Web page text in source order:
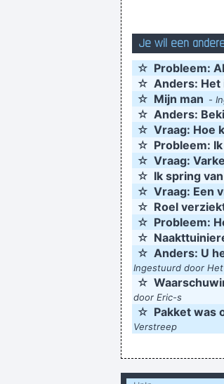
Je wil een
☆ Probleem:
☆ Anders: Het
☆ Mijn man -
☆ Anders:
☆ Vraag: Hoe
☆ Probleem:
☆ Vraag:
☆ Ik spring
☆ Vraag: Een
☆ Roel
☆ Probleem:
☆
☆ Anders: U
Ingestuurd door
☆
door Eric-s
☆ Pakket was
Verstreep